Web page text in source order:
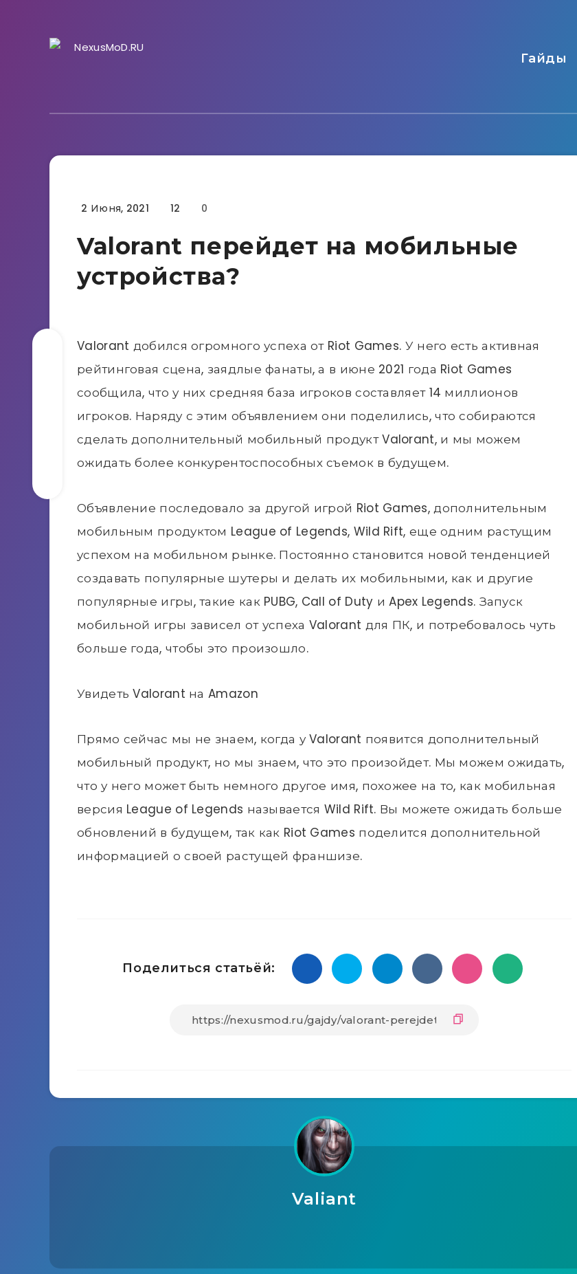
Гайды
Гайды
2 Июня, 2021 12 0
Valorant перейдет на мобильные
устройства?
Valorant добился огромного успеха от Riot Games. У него есть активная
рейтинговая сцена, заядлые фанаты, а в июне 2021 года Riot Games
сообщила, что у них средняя база игроков составляет 14 миллионов
игроков. Наряду с этим объявлением они поделились, что собираются
сделать дополнительный мобильный продукт Valorant, и мы можем
ожидать более конкурентоспособных съемок в будущем.
Объявление последовало за другой игрой Riot Games, дополнительным
мобильным продуктом League of Legends, Wild Rift, еще одним растущим
успехом на мобильном рынке. Постоянно становится новой тенденцией
создавать популярные шутеры и делать их мобильными, как и другие
популярные игры, такие как PUBG, Call of Duty и Apex Legends. Запуск
мобильной игры зависел от успеха Valorant для ПК, и потребовалось чуть
больше года, чтобы это произошло.
Увидеть Valorant на Amazon
Прямо сейчас мы не знаем, когда у Valorant появится дополнительный
мобильный продукт, но мы знаем, что это произойдет. Мы можем ожидать,
что у него может быть немного другое имя, похожее на то, как мобильная
версия League of Legends называется Wild Rift. Вы можете ожидать больше
обновлений в будущем, так как Riot Games поделится дополнительной
информацией о своей растущей франшизе.
Поделиться статьёй:
Valiant